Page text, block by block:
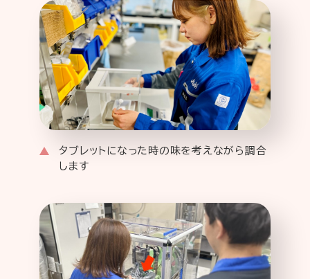
タブレットになった時の味を考えながら調合
します